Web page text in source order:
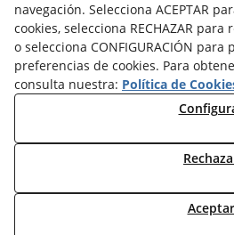
© 08/2026 COSELVA - Todos los
navegación. Selecciona ACEPTAR
cookies, selecciona RECHAZAR
o selecciona CONFIGURACIÓN para
preferencias de cookies. Para
consulta nuestra: Política de
Aceptar